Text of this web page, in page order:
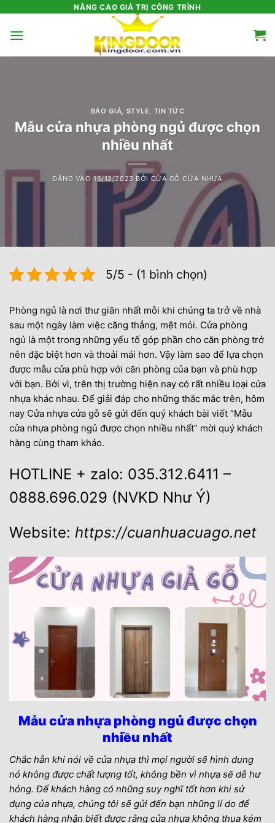
nội
NÂNG CAO GIÁ TRỊ CÔNG TRÌNH
BÁO GIÁ STYLE TIN TỨC
Mẫu cửa nhựa phòng ngủ được chọn
nhiều nhất
ĐĂNG VÀO15/12/2023 BỞICỬA GỖ CỬA NHỰA
5/5 - (1 bình chọn)
Phòng ngủ là nơi thư giãn nhất mỗi khi chúng ta trở về nhà
sau một ngày làm việc căng thẳng, mệt mỏi. Cửa phòng
ngủ là một trong những yếu tố góp phần cho căn phòng trở
nên đặc biệt hơn và thoải mái hơn. Vậy làm sao để lựa chọn
được mẫu cửa phù hợp với căn phòng của bạn và phù hợp
với bạn. Bởi vì, trên thị trường hiện nay có rất nhiều loại cửa
nhựa khác nhau. Để giải đáp cho những thắc mắc trên, hôm
nay Cửa nhựa cửa gỗ sẽ gửi đến quý khách bài viết “Mẫu
cửa nhựa phòng ngủ được chọn nhiều nhất” mời quý khách
hàng cùng tham khảo.
HOTLINE + zalo: 035.312.6411 –
0888.696.029 (NVKD Như Ý)
Website: https://cuanhuacuago.net
Mẫu cửa nhựa phòng ngủ được chọn
nhiều nhất
Chắc hẳn khi nói về cửa nhựa thì mọi người sẽ hình dung
nó không được chất lượng tốt, không bền vì nhựa sẽ dễ hư
hỏng. Để khách hàng có những suy nghĩ tốt hơn khi sử
dụng của nhựa, chúng tôi sẽ gửi đến bạn những lí do để
khách hàng nhận biết được rằng cửa nhựa không thua kém